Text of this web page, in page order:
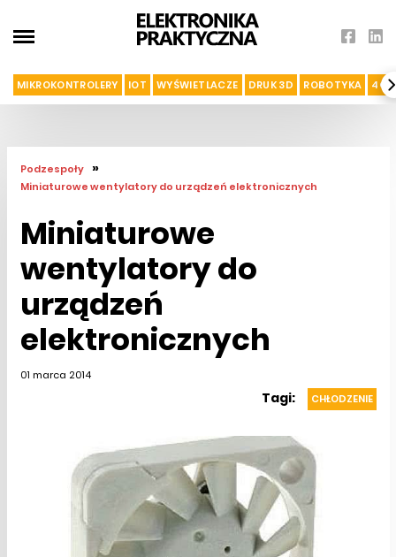
MIKROKONTROLERY IOT WYŚWIETLACZE DRUK 3D ROBOTYKA 4G I
Podzespoły »
Miniaturowe wentylatory do urządzeń elektronicznych
Miniaturowe
wentylatory do
urządzeń
elektronicznych
01 marca 2014
Tagi: CHŁODZENIE